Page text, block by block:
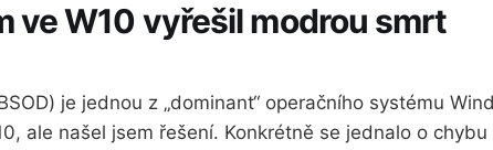
ve W10 vyřešil modrou smrt
je jednou z „dominant“ operačního systému
ale našel jsem řešení. Konkrétně se jednalo o chybu